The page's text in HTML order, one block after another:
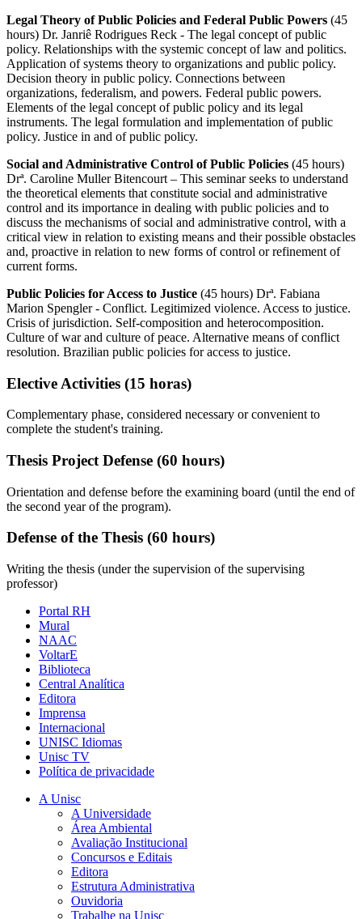
Legal Theory of Public Policies and Federal Public Powers (45
hours) Dr. Janriê Rodrigues Reck - The legal concept of public
policy. Relationships with the systemic concept of law and politics.
Application of systems theory to organizations and public policy.
Decision theory in public policy. Connections between
organizations, federalism, and powers. Federal public powers.
Elements of the legal concept of public policy and its legal
instruments. The legal formulation and implementation of public
policy. Justice in and of public policy.
Social and Administrative Control of Public Policies (45 hours)
Drª. Caroline Muller Bitencourt – This seminar seeks to understand
the theoretical elements that constitute social and administrative
control and its importance in dealing with public policies and to
discuss the mechanisms of social and administrative control, with a
critical view in relation to existing means and their possible obstacles
and, proactive in relation to new forms of control or refinement of
current forms.
Public Policies for Access to Justice (45 hours) Drª. Fabiana
Marion Spengler - Conflict. Legitimized violence. Access to justice.
Crisis of jurisdiction. Self-composition and heterocomposition.
Culture of war and culture of peace. Alternative means of conflict
resolution. Brazilian public policies for access to justice.
Elective Activities (15 horas)
Complementary phase, considered necessary or convenient to
complete the student's training.
Thesis Project Defense (60 hours)
Orientation and defense before the examining board (until the end of
the second year of the program).
Defense of the Thesis (60 hours)
Writing the thesis (under the supervision of the supervising
professor)
Portal RH
Mural
NAAC
VoltarE
Biblioteca
Central Analítica
Editora
Imprensa
Internacional
UNISC Idiomas
Unisc TV
Política de privacidade
A Unisc
A Universidade
Área Ambiental
Avaliação Institucional
Concursos e Editais
Editora
Estrutura Administrativa
Ouvidoria
Trabalhe na Unisc